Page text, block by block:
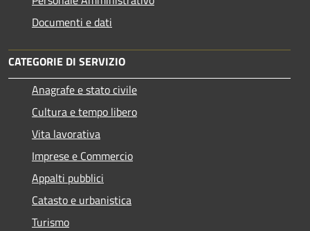
Documenti e dati
CATEGORIE DI SERVIZIO
Anagrafe e stato civile
Cultura e tempo libero
Vita lavorativa
Imprese e Commercio
Appalti pubblici
Catasto e urbanistica
Turismo